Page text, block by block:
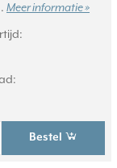
Meer informatie »
Bestel